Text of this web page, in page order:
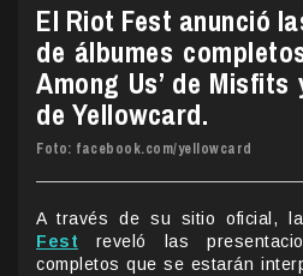
El Riot Fest anunció
de álbumes
Among Us’ de Misfits
de Yellowcard.
Foto: facebook.com/yellowcard
A través de su sitio oficial,
Fest reveló las
completos que se estarán